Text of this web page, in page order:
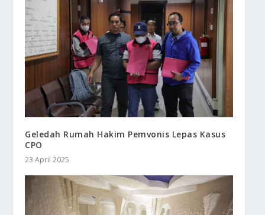
Geledah Rumah Hakim Pemvonis Lepas Kasus
CPO
23 April 2025